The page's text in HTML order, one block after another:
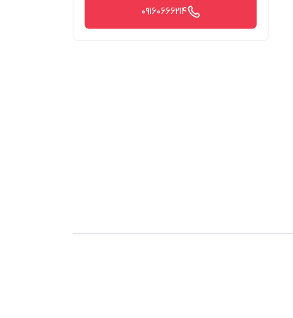
09160666214